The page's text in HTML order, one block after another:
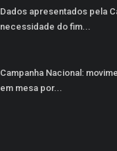
Dados apresentados pela
necessidade do fim...
Campanha Nacional:
em mesa por...